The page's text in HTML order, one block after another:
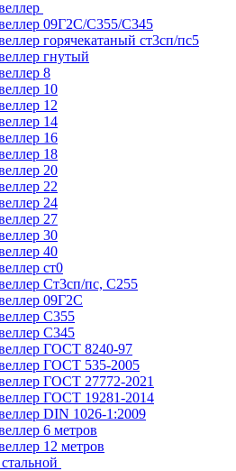
09Г2С/С355/С345
горячекатаный ст3сп/пс5
гнутый
8
10
12
14
16
18
20
22
24
27
30
40
ст0
Ст3сп/пс, С255
09Г2С
С355
С345
ГОСТ 8240-97
ГОСТ 535-2005
ГОСТ 27772-2021
ГОСТ 19281-2014
DIN 1026-1:2009
6 метров
12 метров